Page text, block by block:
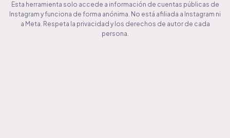
Esta herramienta solo accede a información de cuentas públicas de
Instagram y funciona de forma anónima. No está afiliada a Instagram ni
a Meta. Respeta la privacidad y los derechos de autor de cada
persona.